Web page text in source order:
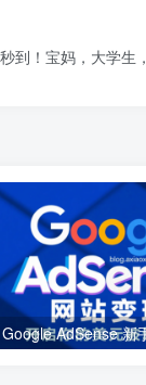
到！宝妈，大学生，